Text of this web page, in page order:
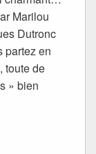
Marilou
Dutronc
partez en
de
» bien